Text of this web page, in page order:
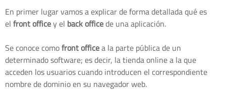
En primer lugar vamos a explicar de forma detallada qué es
elfront officey el back officede una aplicación.
Se conoce comofront officea la parte pública de un
determinado software; es decir, la tienda online a la que
acceden los usuarios cuando introducen el correspondiente
nombre de dominio en su navegador web.